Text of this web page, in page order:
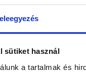
sütiket használ
a tartalmak és